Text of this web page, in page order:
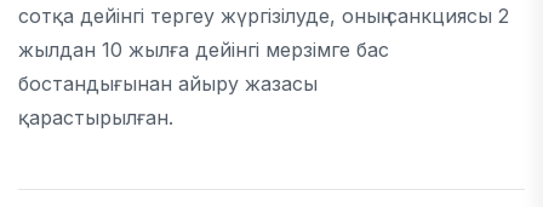
сотқа дейінгі тергеу жүргізілуде, оның санкциясы 2
жылдан 10 жылға дейінгі мерзімге бас
бостандығынан айыру жазасы
қарастырылған.